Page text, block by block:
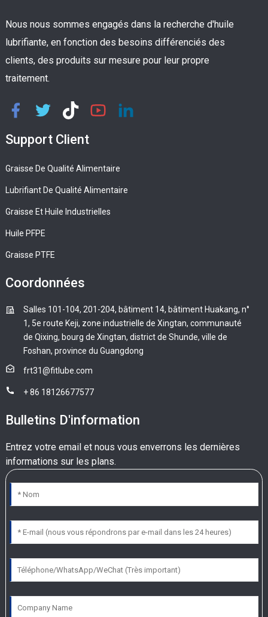
Nous nous sommes engagés dans la recherche d'huile
lubrifiante, en fonction des besoins différenciés des
clients, des produits sur mesure pour leur propre
traitement.
Support Client
Graisse De Qualité Alimentaire
Lubrifiant De Qualité Alimentaire
Graisse Et Huile Industrielles
Huile PFPE
Graisse PTFE
Coordonnées
Salles 101-104, 201-204, bâtiment 14, bâtiment Huakang, n°
1, 5e route Keji, zone industrielle de Xingtan, communauté
de Qixing, bourg de Xingtan, district de Shunde, ville de
Foshan, province du Guangdong
frt31@fitlube.com
+ 86 18126677577
Bulletins D'information
Entrez votre email et nous vous enverrons les dernières
informations sur les plans.